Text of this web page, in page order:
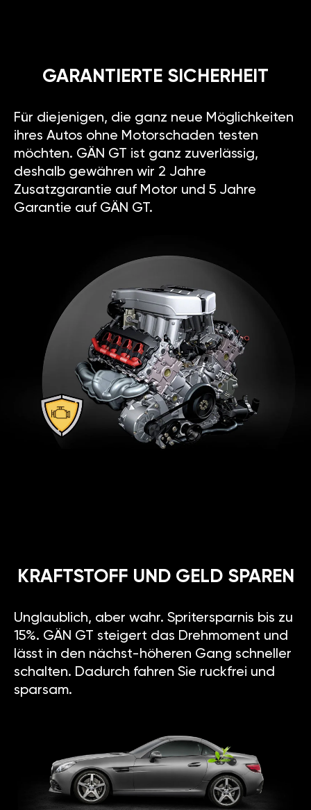
TUNING
oder
KENNFELD-
OPTIMIERUNG
Vergleich von
Chiptuning-Methoden
Für diejenigen, die ganz neue
GÄN GT ist ganz zuverlässig,
deshalb gewähren wir 2 Jahre
Zusatzgarantie auf Motor und 5
Jahre Garantie auf GÄN GT.